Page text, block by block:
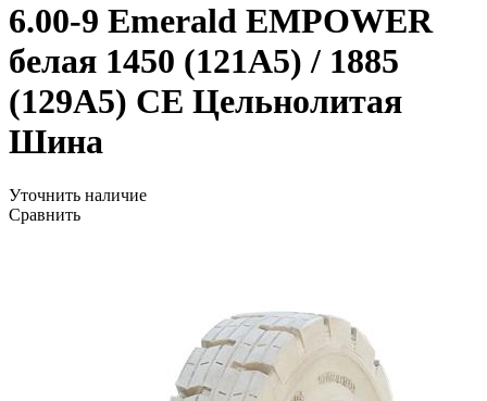
6.00-9 Emerald EMPOWER
белая 1450 (121A5) / 1885
(129A5) CE Цельнолитая
Шина
Уточнить наличие
Сравнить